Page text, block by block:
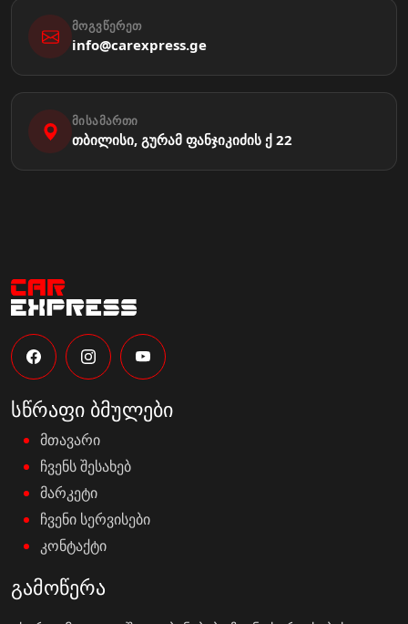
ᲛᲝᲒᲕᲬᲔᲠᲔᲗ
info@carexpress.ge
ᲛᲘᲡᲐᲛᲐᲠᲗᲘ
თბილისი, გურამ ფანჯიკიძის ქ 22
სწრაფი ბმულები
მთავარი
ჩვენს შესახებ
მარკეტი
ჩვენი სერვისები
კონტაქტი
გამოწერა